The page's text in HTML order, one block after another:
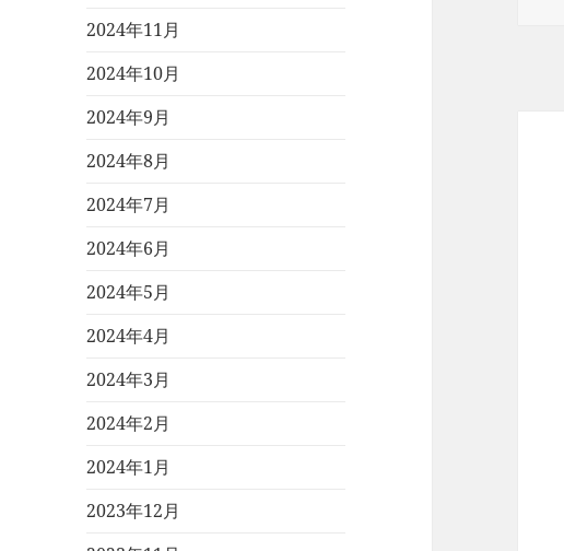
2024年11月
2024年10月
2024年9月
2024年8月
2024年7月
2024年6月
2024年5月
2024年4月
2024年3月
2024年2月
2024年1月
2023年12月